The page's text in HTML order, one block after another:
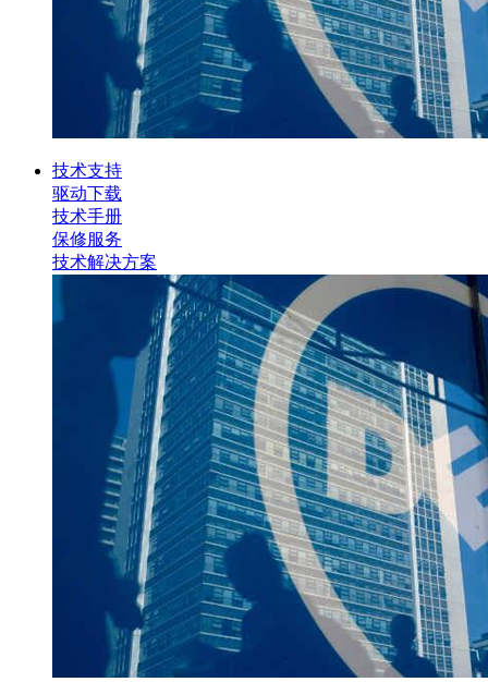
技术支持
驱动下载
技术手册
保修服务
技术解决方案